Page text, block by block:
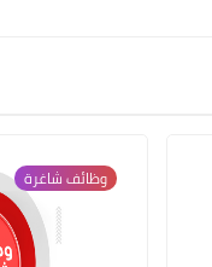
وظائف شاغرة